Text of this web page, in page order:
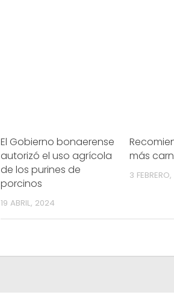
El Gobierno bonaerense
autorizó el uso agrícola
de los purines de
porcinos
19 ABRIL, 2024
más
3